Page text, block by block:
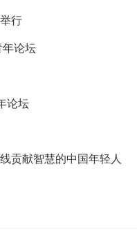
行
年论坛
论坛
贡献智慧的中国年轻人